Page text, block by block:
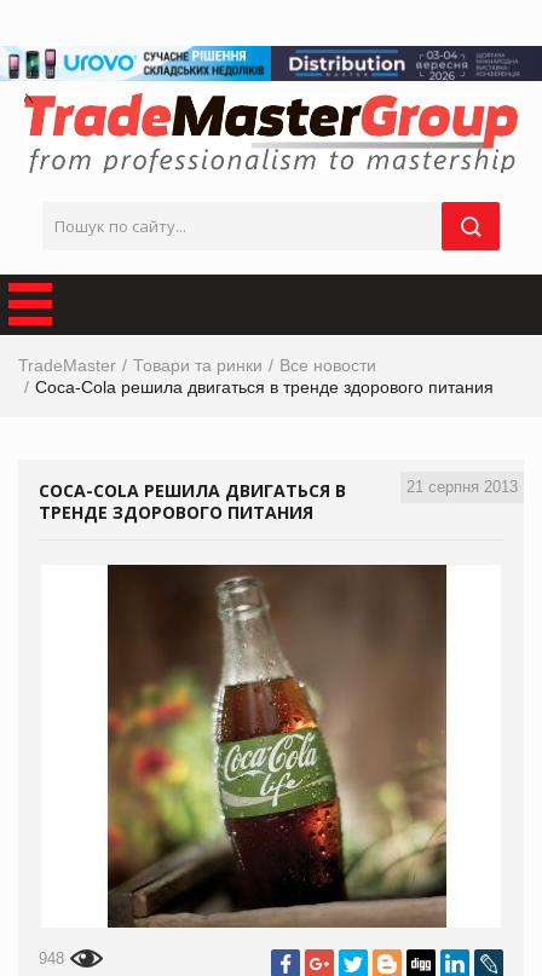
TradeMaster Товари та ринки
Все новости
Coca-Cola решила двигаться в тренде здорового питания
21 серпня 2013
COCA-COLA РЕШИЛА ДВИГАТЬСЯ В
ТРЕНДЕ ЗДОРОВОГО ПИТАНИЯ
948